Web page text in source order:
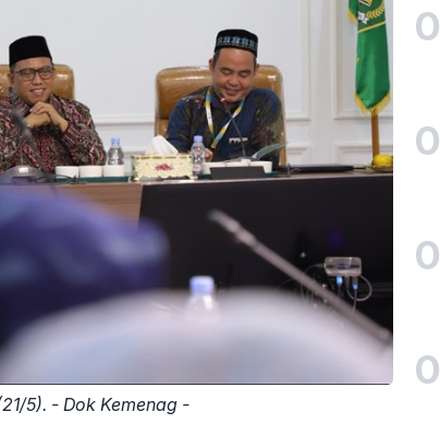
5). - Dok Kemenag -